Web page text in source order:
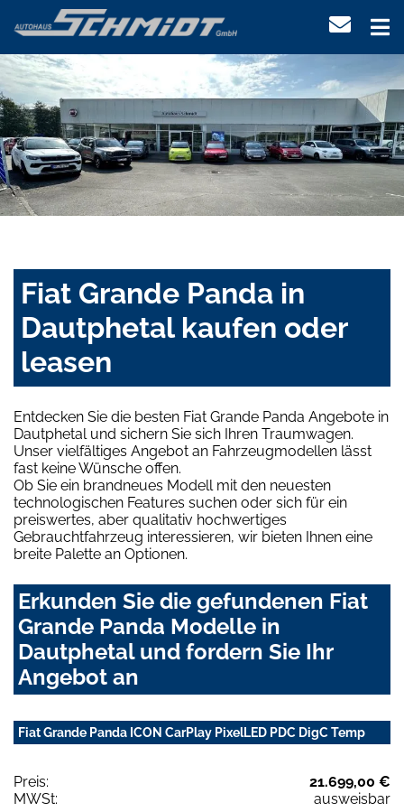
Fiat Grande Panda in
Dautphetal kaufen oder
leasen
Entdecken Sie die besten Fiat Grande Panda Angebote in
Dautphetal und sichern Sie sich Ihren Traumwagen.
Unser vielfältiges Angebot an Fahrzeugmodellen lässt
fast keine Wünsche offen.
Ob Sie ein brandneues Modell mit den neuesten
technologischen Features suchen oder sich für ein
preiswertes, aber qualitativ hochwertiges
Gebrauchtfahrzeug interessieren, wir bieten Ihnen eine
breite Palette an Optionen.
Erkunden Sie die gefundenen Fiat
Grande Panda Modelle in
Dautphetal und fordern Sie Ihr
Angebot an
Fiat Grande Panda ICON CarPlay PixelLED PDC DigC Temp
Preis:
21.699,00 €
MWSt:
ausweisbar